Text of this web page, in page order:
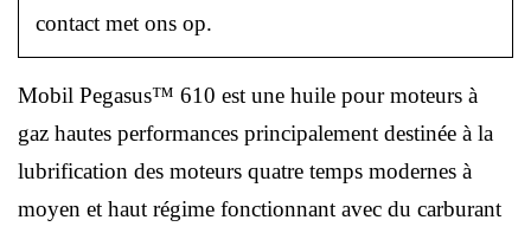
contact met ons op.
Mobil Pegasus™ 610 est une huile pour moteurs à
gaz hautes performances principalement destinée à la
lubrification des moteurs quatre temps modernes à
moyen et haut régime fonctionnant avec du carburant